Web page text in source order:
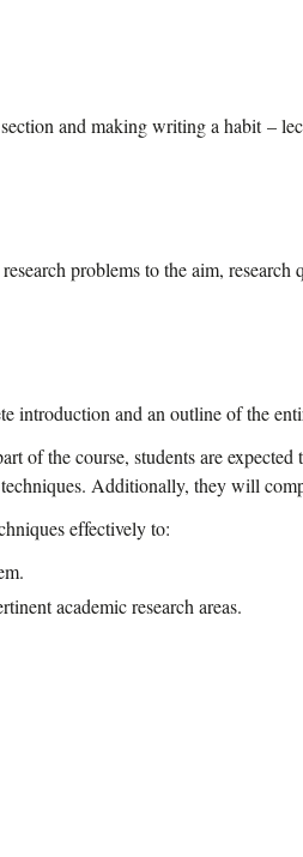
and making writing a habit –
problems to the aim,
introduction and an outline of the
of the course, students are
Additionally, they will
effectively to:
academic research areas.